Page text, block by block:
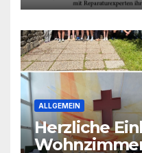
ALLGEMEIN
Herzliche